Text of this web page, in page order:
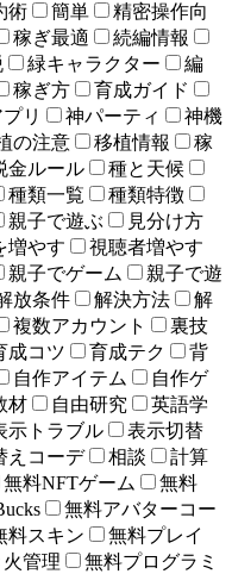
術 簡単
精密操作向
稼ぎ最適
続編情報
緑キャラクター
編
稼ぎ方
育成ガイド
リ 神パーティ
神機
の注意 移植情報
稼
金ルール
種と天候
種類一覧
種類特徴
親子で遊ぶ
見分け方
増やす
視聴者増やす
親子でゲーム
親子で遊
放条件 解決方法
解
複数アカウント
裏技
成コツ 育成テク
背
自作アイテム
自作ゲ
材 自由研究
英語学
示トラブル
表示切替
えコーデ 相談
計算
無料NFTゲーム
無料
無料アバターコー
料スキン
無料プレイ
管理
無料プログラミ